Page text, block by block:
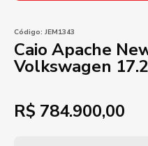
Código: JEM1343
Caio Apache
Volkswagen
R$ 784.900,00